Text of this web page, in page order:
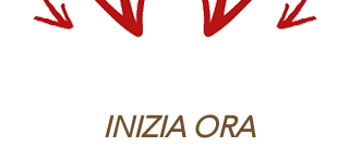
INIZIA ORA